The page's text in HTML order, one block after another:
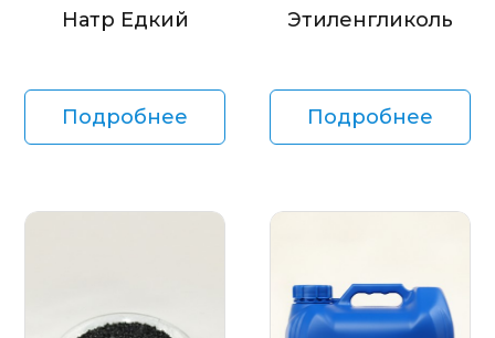
Натр Едкий
Подробнее
Этиленгликоль
Подробнее